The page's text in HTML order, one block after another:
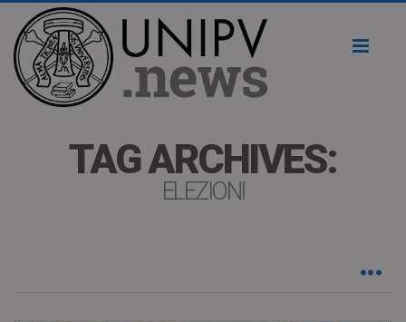
TAG ARCHIVES:
ELEZIONI